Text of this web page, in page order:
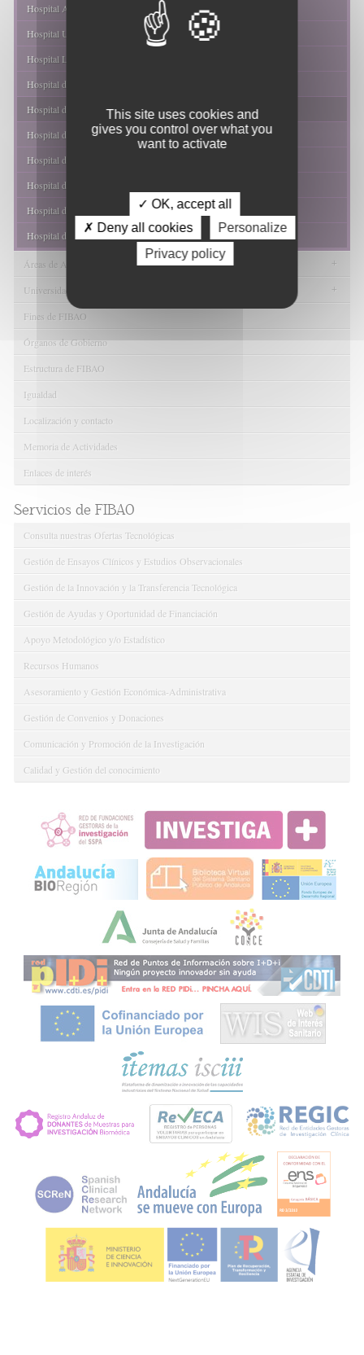
Hospital Alto Guadalquivir de Andujar
Hospital Universitario Torrecárdenas de Almería
Hospital La Inmaculada - Huércal Overa
Hospital de Poniente - El Ejido
Hospital de Alta Resolución de Guadix
Hospital de Alta Resolución de Loja
Hospital de Alta Resolución El Toyo
Hospital de Alta Resolución Sierra de Segura
Hospital de Alta Resolución de Alcalá La Real
Hospital de Alta Resolución de Alcaudete
+
Áreas de Atención Primaria
+
Universidades
Fines de FIBAO
Órganos de Gobierno
Estructura de FIBAO
Igualdad
Localización y contacto
Memoria de Actividades
Enlaces de interés
Servicios de FIBAO
Consulta nuestras Ofertas Tecnológicas
Gestión de Ensayos Clínicos y Estudios Observacionales
Gestión de la Innovación y la Transferencia Tecnológica
Gestión de Ayudas y Oportunidad de Financiación
Apoyo Metodológico y/o Estadístico
Recursos Humanos
Asesoramiento y Gestión Económica-Administrativa
Gestión de Convenios y Donaciones
Comunicación y Promoción de la Investigación
Calidad y Gestión del conocimiento
This site uses cookies and
gives you control over what you
want to activate
✓ OK, accept all
✗ Deny all cookies
Personalize
Privacy policy